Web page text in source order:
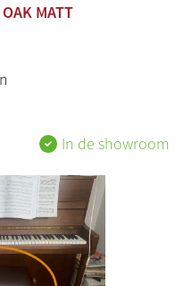
MATT
In de showroom